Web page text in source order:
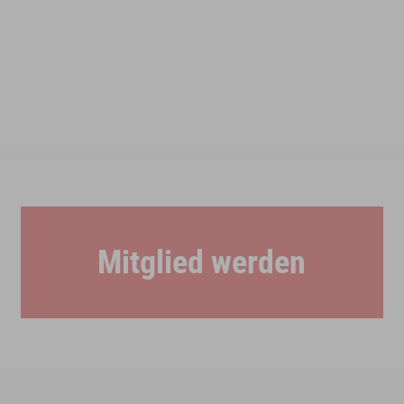
Mitglied werden